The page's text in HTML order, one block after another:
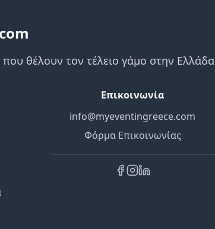
θέλουν τον τέλειο γάμο στην Ελλάδα
Επικοινωνία
info@myeventingreece.com
Φόρμα Επικοινωνίας